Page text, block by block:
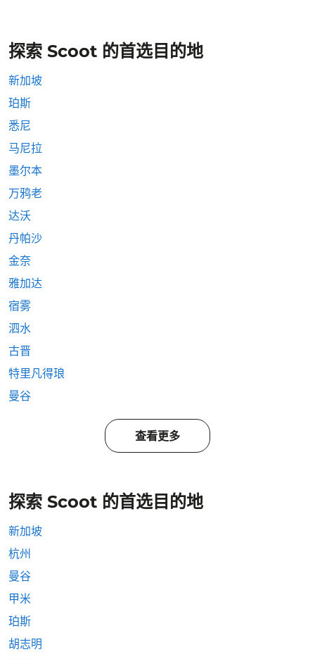
探索 Scoot 的首选目的地
新加坡
珀斯
悉尼
马尼拉
墨尔本
万鸦老
达沃
丹帕沙
金奈
雅加达
宿雾
泗水
古晋
特里凡得琅
曼谷
查看更多
探索 Scoot 的首选目的地
新加坡
杭州
曼谷
甲米
珀斯
胡志明